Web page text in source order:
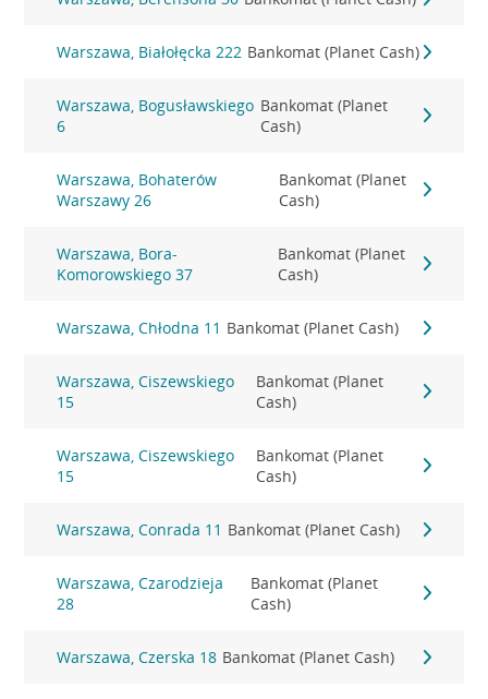
Warszawa, Białołęcka 222 Bankomat (Planet Cash)
Warszawa, Bogusławskiego
6
Bankomat (Planet
Cash)
Warszawa, Bohaterów
Warszawy 26
Bankomat (Planet
Cash)
Warszawa, Bora-
Komorowskiego 37
Bankomat (Planet
Cash)
Warszawa, Chłodna 11 Bankomat (Planet Cash)
Warszawa, Ciszewskiego
15
Bankomat (Planet
Cash)
Warszawa, Ciszewskiego
15
Bankomat (Planet
Cash)
Warszawa, Conrada 11 Bankomat (Planet Cash)
Warszawa, Czarodzieja
28
Bankomat (Planet
Cash)
Warszawa, Czerska 18 Bankomat (Planet Cash)